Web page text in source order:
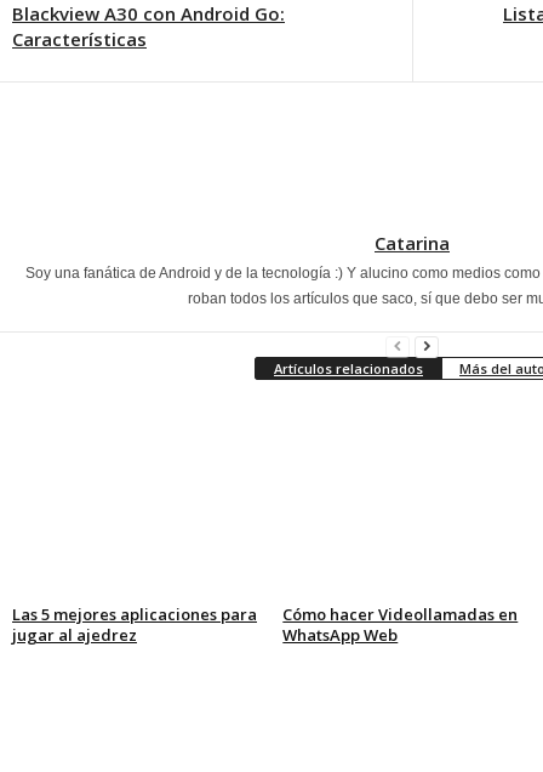
Blackview A30 con Android Go:
Características
Catarina
Soy una fanática de Android y de la tecnología :) Y alucino como medios
roban todos los artículos que saco, sí que debo ser
Artículos relacionados Más del
Las 5 mejores aplicaciones para
jugar al ajedrez
Cómo hacer Videollamadas en
WhatsApp Web